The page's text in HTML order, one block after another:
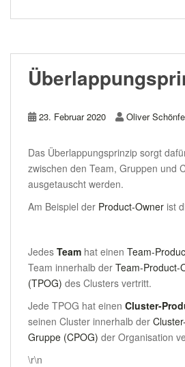
23. Februar 2020 Oliver
Das Überlappungsprinzip sorgt
zwischen den Team, Gruppen und
ausgetauscht werden.
Am Beispiel der Product-Owner ist
Jedes Team hat einen Team-
Team innerhalb der Team-Product-
(TPOG) des Clusters vertritt.
Jede TPOG hat einen Cluster-
seinen Cluster innerhalb der
Gruppe (CPOG) der Organisation
\r\n